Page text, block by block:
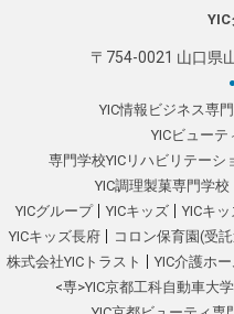
YIC
〒754-0021 山口県
YIC情報ビジネス専
YICビュー
専門学校YICリハビリテーシ
YIC調理製菓専門学校
YICグループ
YICキッズ YICキ
YICキッズ長府
コロン保育園(受
株式会社YICトラスト
YIC介護ホ
<専>YIC京都工科自動車大